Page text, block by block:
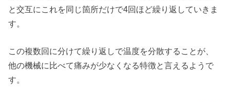
と交互にこれを同じ箇所だけで4回ほど繰り返していきま
す。
この複数回に分けて繰り返しで温度を分散することが、
他の機械に比べて痛みが少なくなる特徴と言えるようで
す。